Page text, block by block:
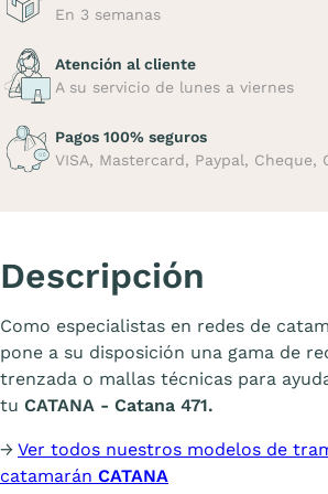
En 3 semanas
Atención al cliente
A su servicio de lunes a viernes
Pagos 100% seguros
VISA, Mastercard, Paypal, Cheque,
Descripción
Como especialistas en redes de
pone a su disposición una gama de
trenzada o mallas técnicas para
tu CATANA - Catana 471.
→ Ver todos nuestros modelos de
catamarán CATANA